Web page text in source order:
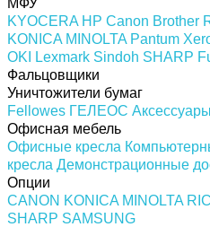
KYOCERA HP Canon Brother
KONICA MINOLTA Pantum
OKI
Lexmark Sindoh SHARP
Фальцовщики
Уничтожители бумаг
Fellowes ГЕЛЕОС Аксессуары
Офисная мебель
Офисные кресла
кресла Демонстрационные
Опции
CANON KONICA MINOLTA
SHARP SAMSUNG